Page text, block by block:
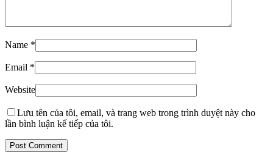
Name *
Email *
Website
Lưu tên của tôi, email, và trang web trong trình duyệt này cho
lần bình luận kế tiếp của tôi.